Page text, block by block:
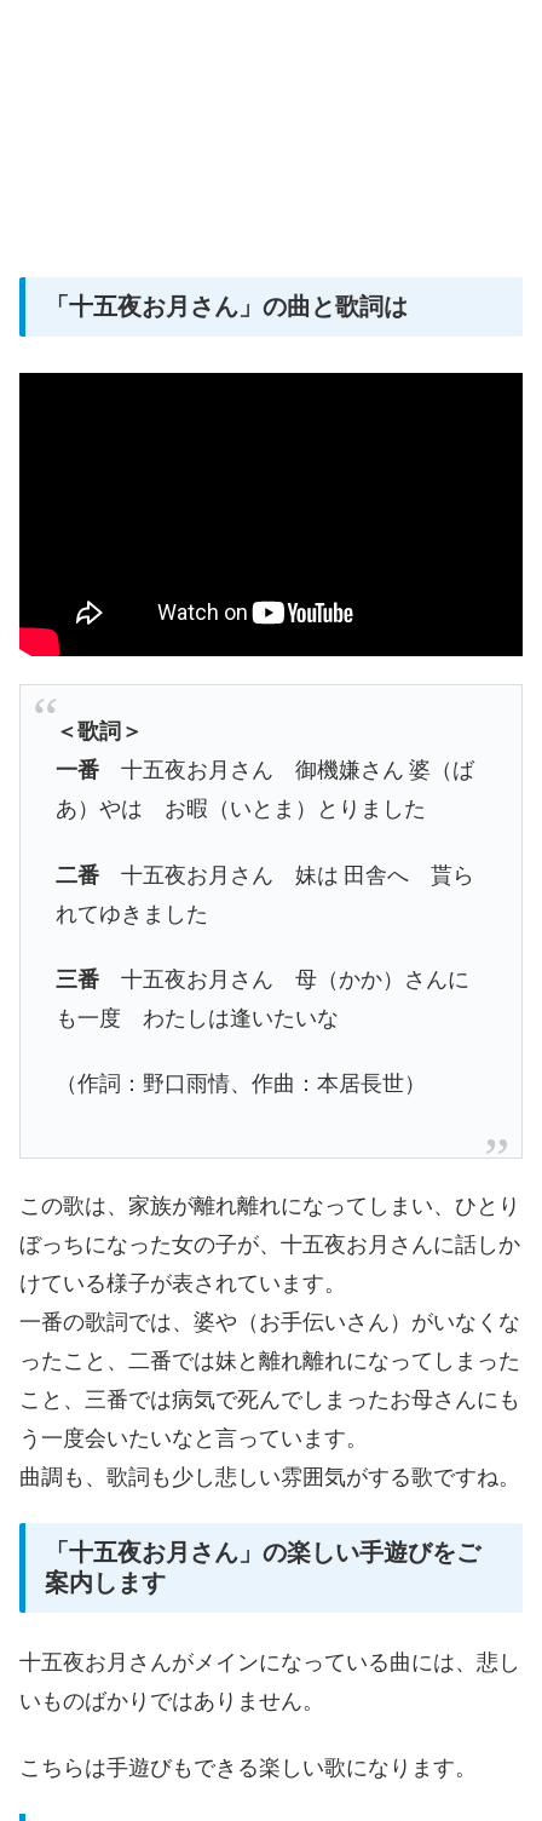
「十五夜お月さん」の曲と歌詞は
＜歌詞＞
一番十五夜お月さん 御機嫌さん 婆（ば
あ）やは お暇（いとま）とりました
二番十五夜お月さん 妹は 田舎へ 貰ら
れてゆきました
三番十五夜お月さん 母（かか）さんに
も一度 わたしは逢いたいな
（作詞：野口雨情、作曲：本居長世）
この歌は、家族が離れ離れになってしまい、ひとり
ぼっちになった女の子が、十五夜お月さんに話しか
けている様子が表されています。
一番の歌詞では、婆や（お手伝いさん）がいなくな
ったこと、二番では妹と離れ離れになってしまった
こと、三番では病気で死んでしまったお母さんにも
う一度会いたいなと言っています。
曲調も、歌詞も少し悲しい雰囲気がする歌ですね。
「十五夜お月さん」の楽しい手遊びをご
案内します
十五夜お月さんがメインになっている曲には、悲し
いものばかりではありません。
こちらは手遊びもできる楽しい歌になります。